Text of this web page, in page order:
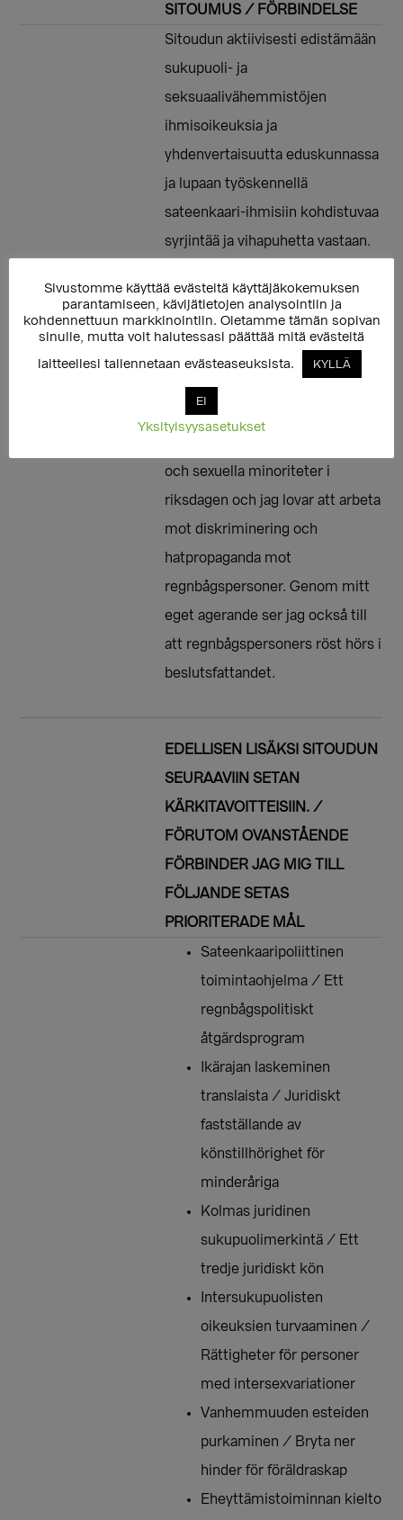
SITOUMUS / FÖRBINDELSE
Sitoudun aktiivisesti edistämään
sukupuoli- ja
seksuaalivähemmistöjen
ihmisoikeuksia ja
yhdenvertaisuutta eduskunnassa
ja lupaan työskennellä
sateenkaari-ihmisiin kohdistuvaa
syrjintää ja vihapuhetta vastaan.
toiminnallani, että sukupuoli- ja
seksuaalivähemmistöjen oma
ääni kuuluu päätöksenteossa. //
Jag åtar mig att aktivt främja
mänskliga rättigheter och
och sexuella minoriteter i
riksdagen och jag lovar att arbeta
mot diskriminering och
hatpropaganda mot
regnbågspersoner. Genom mitt
eget agerande ser jag också till
att regnbågspersoners röst hörs i
beslutsfattandet.
EDELLISEN LISÄKSI SITOUDUN
SEURAAVIIN SETAN
KÄRKITAVOITTEISIIN. /
FÖRUTOM OVANSTÅENDE
FÖRBINDER JAG MIG TILL
FÖLJANDE SETAS
PRIORITERADE MÅL
Sateenkaaripoliittinen
toimintaohjelma / Ett
regnbågspolitiskt
åtgärdsprogram
Ikärajan laskeminen
translaista / Juridiskt
fastställande av
könstillhörighet för
minderåriga
Kolmas juridinen
sukupuolimerkintä / Ett
tredje juridiskt kön
Intersukupuolisten
oikeuksien turvaaminen /
Rättigheter för personer
med intersexvariationer
Vanhemmuuden esteiden
purkaminen / Bryta ner
hinder för föräldraskap
Eheyttämistoiminnan kielto
Sivustomme käyttää evästeitä käyttäjäkokemuksen
parantamiseen, kävijätietojen analysointiin ja
kohdennettuun markkinointiin. Oletamme tämän sopivan
sinulle, mutta voit halutessasi päättää mitä evästeitä
laitteellesi tallennetaan evästeaseuksista.
KYLLÄ
EI
Yksityisyysasetukset